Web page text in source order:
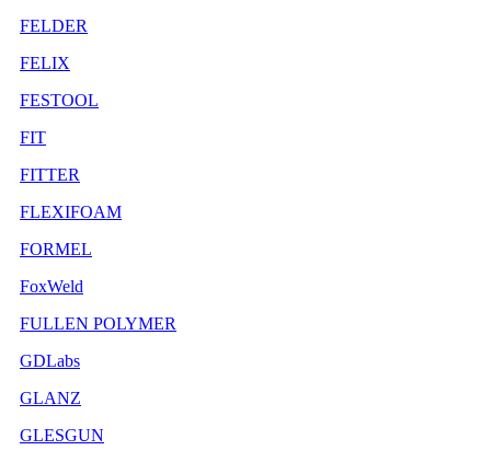
FELDER
FELIX
FESTOOL
FIT
FITTER
FLEXIFOAM
FORMEL
FoxWeld
FULLEN POLYMER
GDLabs
GLANZ
GLESGUN